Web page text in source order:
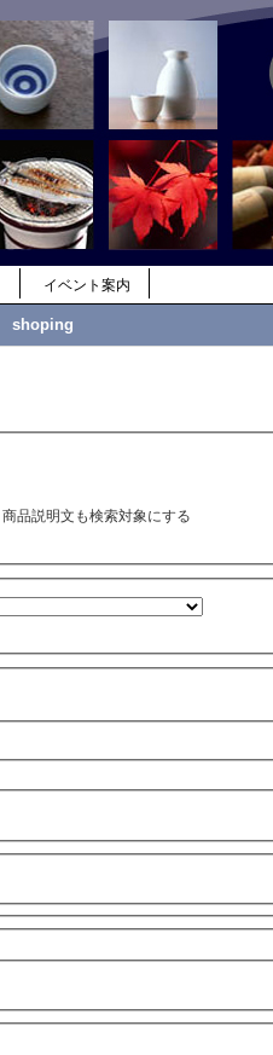
イベント案内
shoping
商品説明文も検索対象にする